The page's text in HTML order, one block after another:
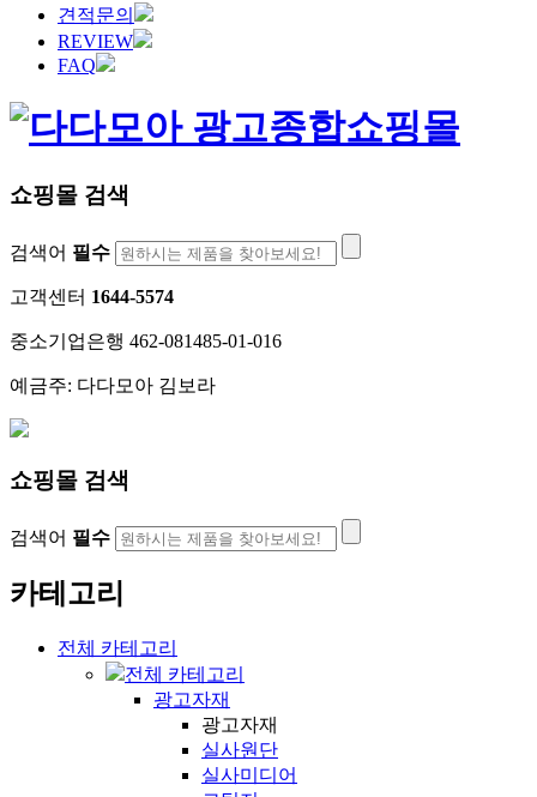
견적문의
REVIEW
FAQ
쇼핑몰 검색
검색어 필수
고객센터 1644-5574
중소기업은행 462-081485-01-016
예금주: 다다모아 김보라
쇼핑몰 검색
검색어 필수
카테고리
전체 카테고리
전체 카테고리
광고자재
광고자재
실사원단
실사미디어